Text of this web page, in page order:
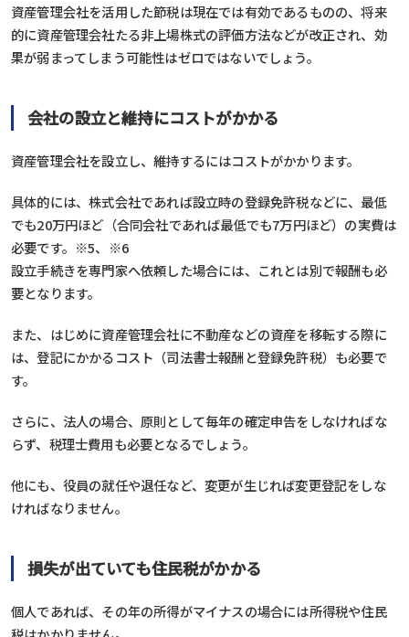
資産管理会社を活用した節税は現在では有効であるものの、将来
的に資産管理会社たる非上場株式の評価方法などが改正され、効
果が弱まってしまう可能性はゼロではないでしょう。
会社の設立と維持にコストがかかる
資産管理会社を設立し、維持するにはコストがかかります。
具体的には、株式会社であれば設立時の登録免許税などに、最低
でも20万円ほど（合同会社であれば最低でも7万円ほど）の実費は
必要です。※5、※6
設立手続きを専門家へ依頼した場合には、これとは別で報酬も必
要となります。
また、はじめに資産管理会社に不動産などの資産を移転する際に
は、登記にかかるコスト（司法書士報酬と登録免許税）も必要で
す。
さらに、法人の場合、原則として毎年の確定申告をしなければな
らず、税理士費用も必要となるでしょう。
他にも、役員の就任や退任など、変更が生じれば変更登記をしな
ければなりません。
損失が出ていても住民税がかかる
個人であれば、その年の所得がマイナスの場合には所得税や住民